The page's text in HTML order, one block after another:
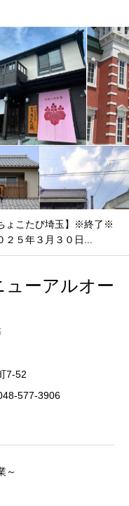
ょこたび埼玉】※終了※
２５年３月３０日...
ューアルオー
7-52
577-3906
～